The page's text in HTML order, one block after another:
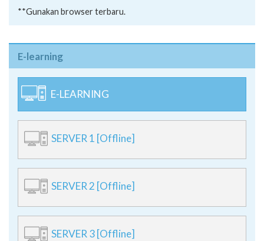
**Gunakan browser terbaru.
E-learning
E-LEARNING
SERVER 1 [Offline]
SERVER 2 [Offline]
SERVER 3 [Offline]